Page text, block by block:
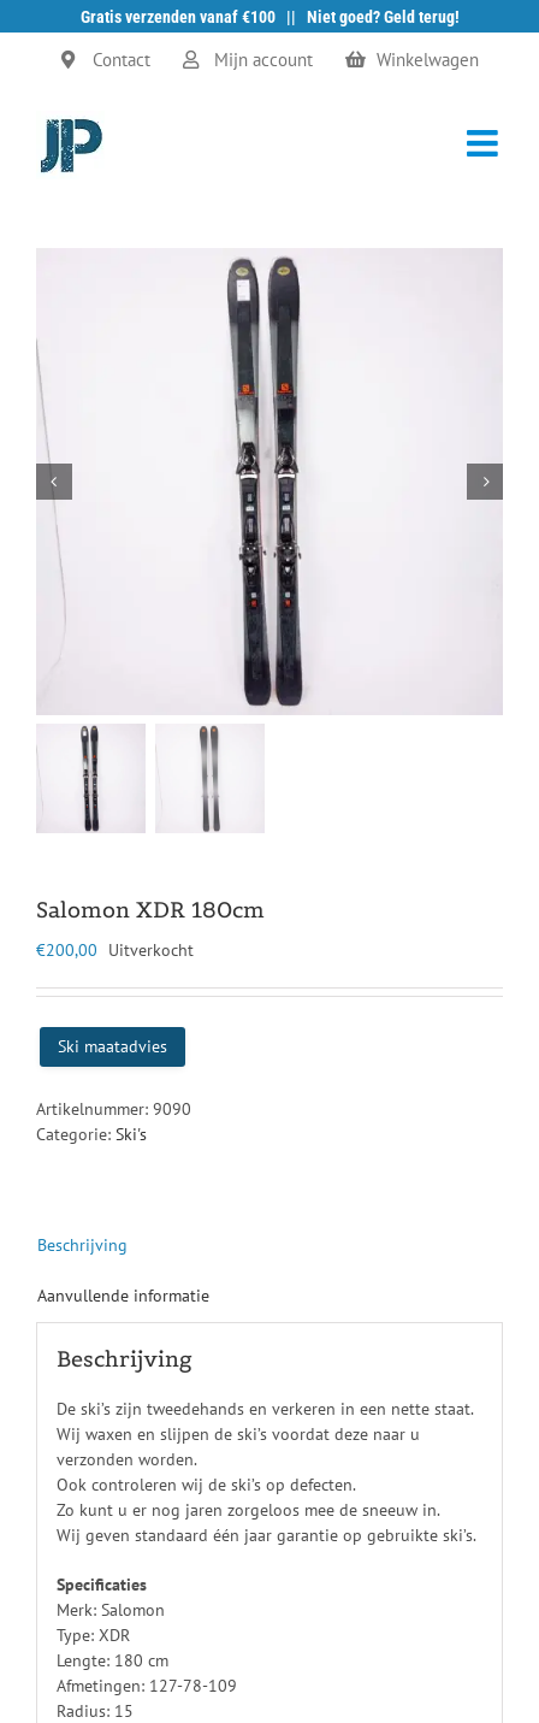
Gratis verzenden vanaf €100 || Niet goed? Geld terug!
Ga
Contact Mijn account Winkelwagen
Salomon XDR 180cm
€200,00 Uitverkocht
Ski maatadvies
Artikelnummer: 9090
Categorie: Ski's
Beschrijving
Aanvullende informatie
Beschrijving
De ski’s zijn tweedehands en verkeren in een nette staat.
Wij waxen en slijpen de ski’s voordat deze naar u
verzonden worden.
Ook controleren wij de ski’s op defecten.
Zo kunt u er nog jaren zorgeloos mee de sneeuw in.
Wij geven standaard één jaar garantie op gebruikte ski’s.
Specificaties
Merk: Salomon
Type: XDR
Lengte: 180 cm
Afmetingen: 127-78-109
Radius: 15